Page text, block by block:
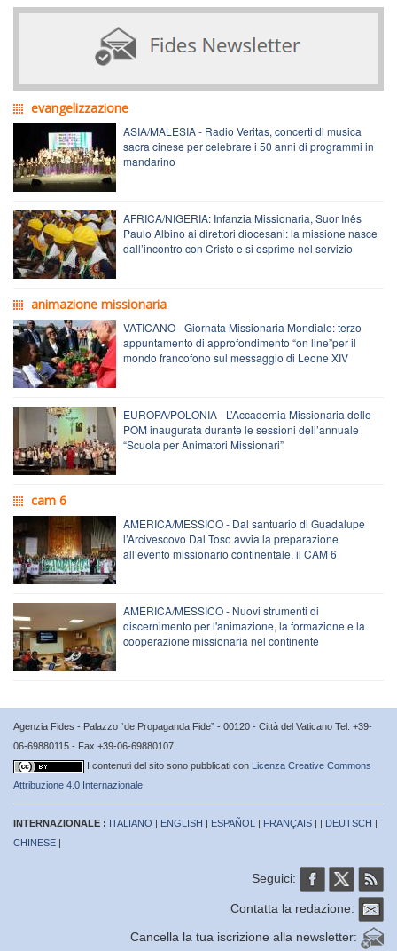
evangelizzazione
ASIA/MALESIA - Radio Veritas, concerti di musica
sacra cinese per celebrare i 50 anni di programmi in
mandarino
AFRICA/NIGERIA: Infanzia Missionaria, Suor Inês
Paulo Albino ai direttori diocesani: la missione nasce
dall’incontro con Cristo e si esprime nel servizio
animazione missionaria
VATICANO - Giornata Missionaria Mondiale: terzo
appuntamento di approfondimento “on line”per il
mondo francofono sul messaggio di Leone XIV
EUROPA/POLONIA - L’Accademia Missionaria delle
POM inaugurata durante le sessioni dell’annuale
“Scuola per Animatori Missionari”
cam 6
AMERICA/MESSICO - Dal santuario di Guadalupe
l’Arcivescovo Dal Toso avvia la preparazione
all’evento missionario continentale, il CAM 6
AMERICA/MESSICO - Nuovi strumenti di
discernimento per l'animazione, la formazione e la
cooperazione missionaria nel continente
Agenzia Fides - Palazzo “de Propaganda Fide” - 00120 - Città del Vaticano Tel. +39-
06-69880115 - Fax +39-06-69880107
I contenuti del sito sono pubblicati con Licenza Creative Commons
Attribuzione 4.0 Internazionale
INTERNAZIONALE : ITALIANO | ENGLISH | ESPAÑOL | FRANÇAIS | | DEUTSCH |
CHINESE |
Seguici:
Contatta la redazione:
Cancella la tua iscrizione alla newsletter: